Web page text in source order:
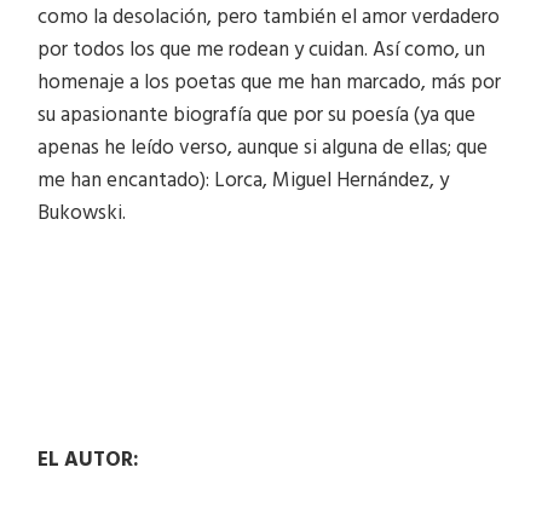
como la desolación, pero también el amor verdadero
por todos los que me rodean y cuidan. Así como, un
homenaje a los poetas que me han marcado, más por
su apasionante biografía que por su poesía (ya que
apenas he leído verso, aunque si alguna de ellas; que
me han encantado): Lorca, Miguel Hernández, y
Bukowski.
EL AUTOR: